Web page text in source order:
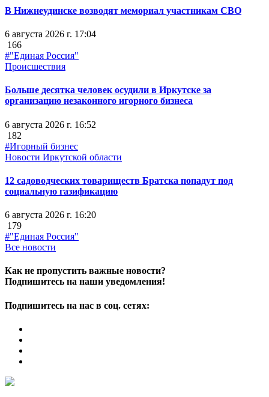
В Нижнеудинске возводят мемориал участникам СВО
6 августа 2026 г. 17:04
166
#"Единая Россия"
Происшествия
Больше десятка человек осудили в Иркутске за
организацию незаконного игорного бизнеса
6 августа 2026 г. 16:52
182
#Игорный бизнес
Новости Иркутской области
12 садоводческих товариществ Братска попадут под
социальную газификацию
6 августа 2026 г. 16:20
179
#"Единая Россия"
Все новости
Как не пропустить важные новости?
Подпишитесь на наши уведомления!
Подпишитесь на нас в соц. сетях: